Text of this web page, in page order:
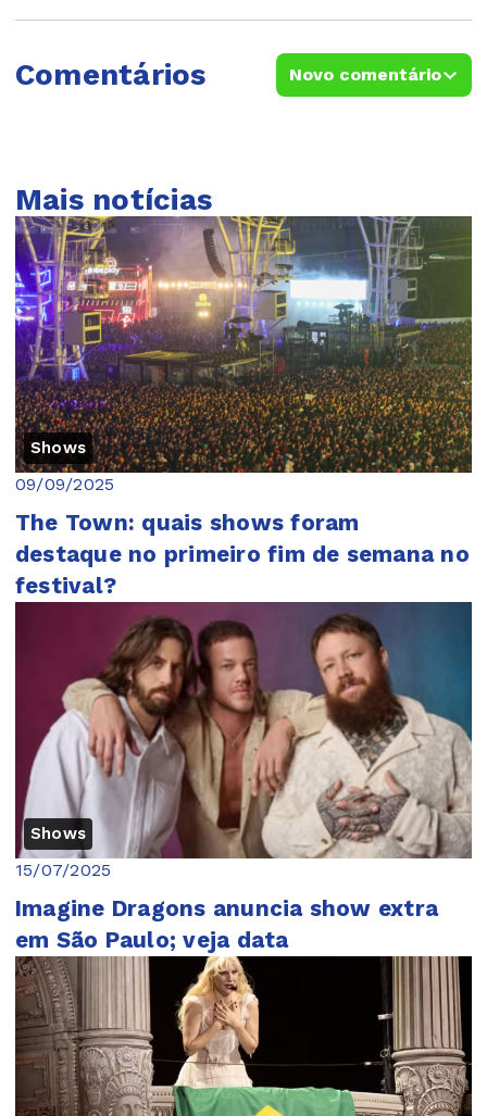
Comentários Novo comentário
Mais notícias
Shows
09/09/2025
The Town: quais shows foram
destaque no primeiro fim de semana no
festival?
Shows
15/07/2025
Imagine Dragons anuncia show extra
em São Paulo; veja data